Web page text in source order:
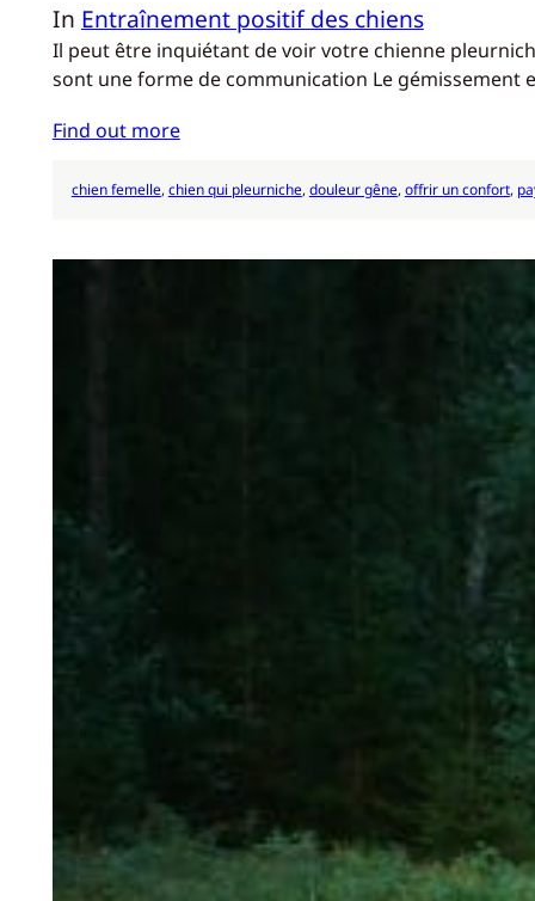
In Entraînement positif des chiens
Il peut être inquiétant de voir votre chienne
sont une forme de communication Le gémissement
Find out more
chien femelle, chien qui pleurniche, douleur gêne, offrir un confort,